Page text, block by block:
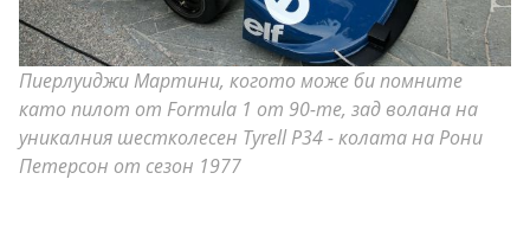
Пиерлуиджи Мартини, когото може би помните
като пилот от Formula 1 от 90-те, зад волана на
уникалния шестколесен Tyrell P34 - колата на Рони
Петерсон от сезон 1977